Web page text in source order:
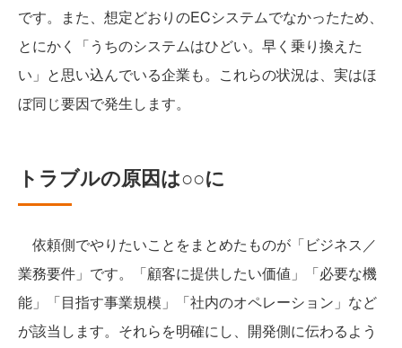
です。また、想定どおりのECシステムでなかったため、
とにかく「うちのシステムはひどい。早く乗り換えた
い」と思い込んでいる企業も。これらの状況は、実はほ
ぼ同じ要因で発生します。
トラブルの原因は○○に
依頼側でやりたいことをまとめたものが「ビジネス／
業務要件」です。「顧客に提供したい価値」「必要な機
能」「目指す事業規模」「社内のオペレーション」など
が該当します。それらを明確にし、開発側に伝わるよう